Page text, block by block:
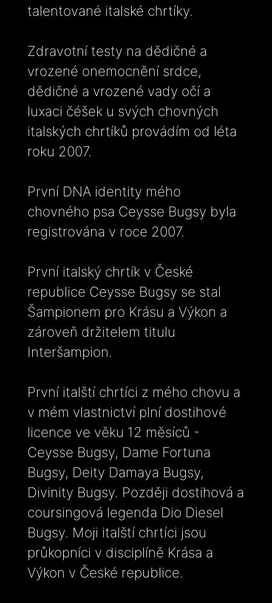
talentované italské chrtíky.
Zdravotní testy na dědičné a
vrozené onemocnění srdce,
dědičné a vrozené vady očí a
luxaci čéšek u svých chovných
italských chrtíků provádím od léta
roku 2007.
První DNA identity mého
chovného psa Ceysse Bugsy byla
registrována v roce 2007.
První italský chrtík v České
republice Ceysse Bugsy se stal
Šampionem pro Krásu a Výkon a
zároveň držitelem titulu
Interšampion.
První italští chrtíci z mého chovu a
v mém vlastnictví plní dostihové
licence ve věku 12 měsíců -
Ceysse Bugsy, Dame Fortuna
Bugsy, Deity Damaya Bugsy,
Divinity Bugsy. Později dostihová a
coursingová legenda Dio Diesel
Bugsy. Moji italští chrtíci jsou
průkopníci v disciplíně Krása a
Výkon v České republice.